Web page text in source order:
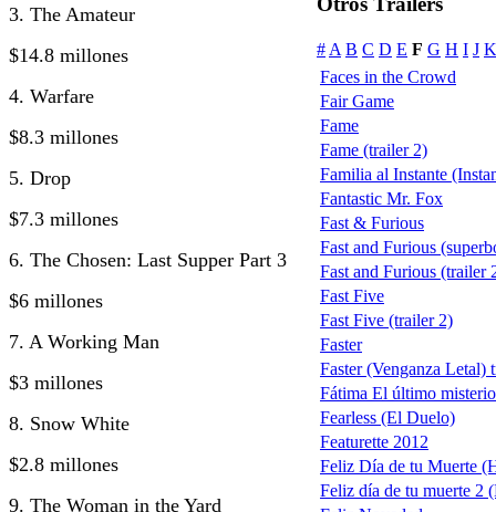
3. The Amateur
$14.8 millones
4. Warfare
$8.3 millones
5. Drop
$7.3 millones
6. The Chosen: Last Supper Part 3
$6 millones
7. A Working Man
$3 millones
8. Snow White
$2.8 millones
9. The Woman in the Yard
# A B C D E F G H I J K
Faces in the Crowd
Fair Game
Fame
Fame (trailer 2)
Familia al Instante
Fantastic Mr. Fox
Fast & Furious
Fast and Furious
Fast and Furious (trailer
Fast Five
Fast Five (trailer 2)
Faster
Faster (Venganza Letal)
Fátima El último misterio
Fearless (El Duelo)
Featurette 2012
Feliz Día de tu Muerte
Feliz día de tu muerte 2